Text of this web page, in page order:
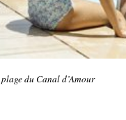
du Canal d’Amour